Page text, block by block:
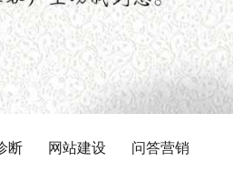
断 网站建设 问答营销